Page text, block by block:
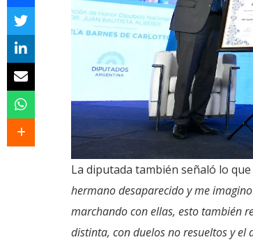
La diputada también señaló lo
hermano desaparecido y me
marchando con ellas, esto también
distinta, con duelos no resueltos y el